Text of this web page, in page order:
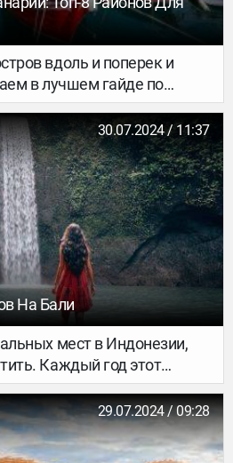
вдоль и поперек и
в лучшем гайде по
30.07.2024 / 11:37
На Бали
мест в Индонезии,
Каждый год этот
привлекает тысячи
причина, по которой Бали
в том, что он
с природой.
29.07.2024 / 09:28